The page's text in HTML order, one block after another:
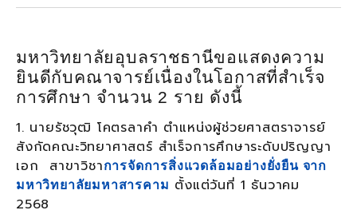
มหาวิทยาลัยอุบลราชธานีขอแสดงความ
ยินดีกับคณาจารย์เนื่องในโอกาสที่สำเร็จ
การศึกษา จำนวน 2 ราย ดังนี้
1. นายรัชวุฒิ โคตรลาคำ ตำแหน่งผู้ช่วยศาสตราจารย์
สังกัดคณะวิทยาศาสตร์ สำเร็จการศึกษาระดับปริญญา
เอก สาขาวิชาการจัดการสิ่งแวดล้อมอย่างยั่งยืน จาก
มหาวิทยาลัยมหาสารคาม ตั้งแต่วันที่ 1 ธันวาคม
2568